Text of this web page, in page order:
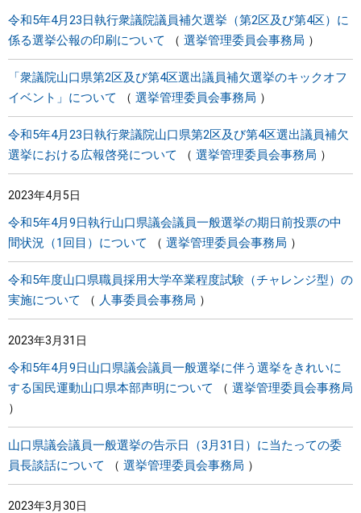
令和5年4月23日執行衆議院議員補欠選挙（第2区及び第4区）に
係る選挙公報の印刷について
選挙管理委員会事務局
「衆議院山口県第2区及び第4区選出議員補欠選挙のキックオフ
イベント」について
選挙管理委員会事務局
令和5年4月23日執行衆議院山口県第2区及び第4区選出議員補欠
選挙における広報啓発について
選挙管理委員会事務局
2023年4月5日
令和5年4月9日執行山口県議会議員一般選挙の期日前投票の中
間状況（1回目）について
選挙管理委員会事務局
令和5年度山口県職員採用大学卒業程度試験（チャレンジ型）の
実施について
人事委員会事務局
2023年3月31日
令和5年4月9日山口県議会議員一般選挙に伴う選挙をきれいに
する国民運動山口県本部声明について
選挙管理委員会事務局
山口県議会議員一般選挙の告示日（3月31日）に当たっての委
員長談話について
選挙管理委員会事務局
2023年3月30日